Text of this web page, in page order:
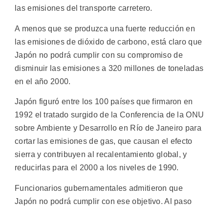
las emisiones del transporte carretero.
A menos que se produzca una fuerte reducción en
las emisiones de dióxido de carbono, está claro que
Japón no podrá cumplir con su compromiso de
disminuir las emisiones a 320 millones de toneladas
en el año 2000.
Japón figuró entre los 100 países que firmaron en
1992 el tratado surgido de la Conferencia de la ONU
sobre Ambiente y Desarrollo en Río de Janeiro para
cortar las emisiones de gas, que causan el efecto
sierra y contribuyen al recalentamiento global, y
reducirlas para el 2000 a los niveles de 1990.
Funcionarios gubernamentales admitieron que
Japón no podrá cumplir con ese objetivo. Al paso